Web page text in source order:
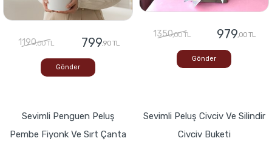
1190,00 TL 799,90 TL
Gönder
1350,00 TL 979,00 TL
Gönder
Sevimli Penguen Peluş
Pembe Fiyonk Ve Sırt Çanta
Sevimli Peluş Civciv Ve Silindir
Civciv Buketi